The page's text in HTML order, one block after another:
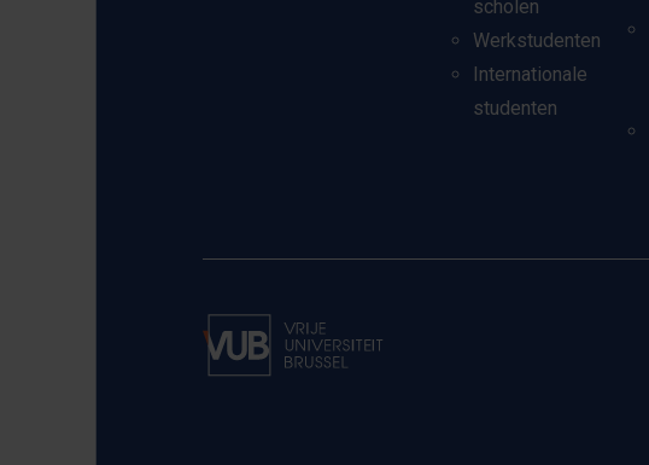
scholen
Werkstudenten
Internationale
studenten